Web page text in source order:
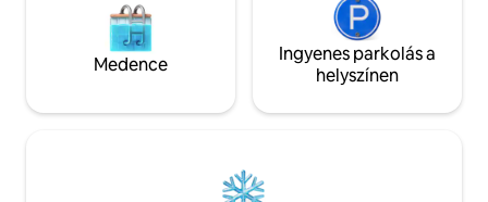
Medence
Ingyenes parkolás a
helyszínen